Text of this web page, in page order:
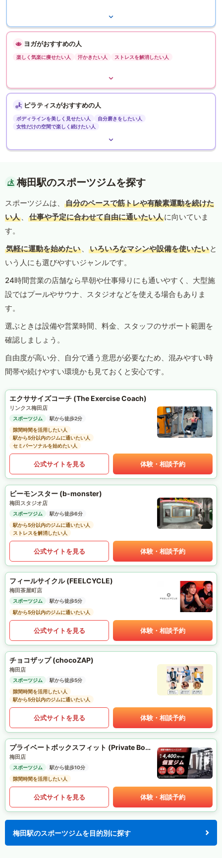
ヨガがおすすめの人
楽しく気楽に痩せたい人 汗かきたい人 ストレスを解消したい人
ピラティスがおすすめの人
ボディラインを美しく見せたい人
自分磨きをしたい人
女性だけの空間で楽しく続けたい人
梅田駅のスポーツジムを探す
スポーツジムは、
自分のペースで筋トレや有酸素運動を続けた
い人 、 仕事や予定に合わせて自由に通いたい人に向いていま
す。
気軽に運動を始めたい 、 いろいろなマシンや設備を使いたい と
いう人にも選びやすいジャンルです。
24時間営業の店舗なら早朝や仕事帰りにも通いやすく、大型施
設ではプールやサウナ、スタジオなどを使える場合もありま
す。
選ぶときは設備や営業時間、料金、スタッフのサポート範囲を
確認しましょう。
自由度が高い分、自分で通う意思が必要なため、混みやすい時
間帯や続けやすい環境かも見ておくと安心です。
エクササイズコーチ (The Exercise Coach)
リンクス梅田店
スポーツジム
駅から徒歩2分
隙間時間を活用したい人
駅から5分以内のジムに通いたい人
セミパーソナルを始めたい人
公式サイトを見る 体験・相談予約
ビーモンスター (b-monster)
梅田スタジオ店
スポーツジム
駅から徒歩6分
駅から5分以内のジムに通いたい人
ストレスを解消したい人
公式サイトを見る 体験・相談予約
フィールサイクル (FEELCYCLE)
梅田茶屋町店
スポーツジム
駅から徒歩5分
駅から5分以内のジムに通いたい人
公式サイトを見る 体験・相談予約
チョコザップ (chocoZAP)
梅田店
スポーツジム
駅から徒歩5分
隙間時間を活用したい人
駅から5分以内のジムに通いたい人
公式サイトを見る 体験・相談予約
プライベートボックスフィット (Private Box Fit)
梅田店
スポーツジム
駅から徒歩10分
隙間時間を活用したい人
公式サイトを見る 体験・相談予約
梅田駅のスポーツジムを目的別に探す